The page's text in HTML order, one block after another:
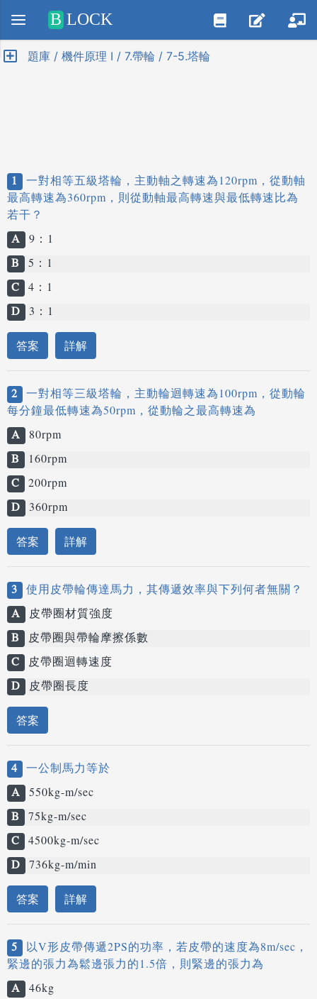
Positive SSL
B LOCK
題庫 / 機件原理 I / 7.帶輪 / 7-5.塔輪
1 一對相等五級塔輪，主動軸之轉速為120rpm，從動軸
最高轉速為360rpm，則從動軸最高轉速與最低轉速比為
若干？
A 9：1
B 5：1
C 4：1
D 3：1
答案 詳解
2 一對相等三級塔輪，主動輪迴轉速為100rpm，從動輪
每分鐘最低轉速為50rpm，從動輪之最高轉速為
A 80rpm
B
160rpm
C 200rpm
D 360rpm
答案 詳解
3 使用皮帶輪傳達馬力，其傳遞效率與下列何者無關？
A 皮帶圈材質強度
B 皮帶圈與帶輪摩擦係數
C 皮帶圈迴轉速度
D 皮帶圈長度
答案
4 一公制馬力等於
A 550kg-m/sec
B 75kg-m/sec
C 4500kg-m/sec
D 736kg-m/min
答案 詳解
5 以V形皮帶傳遞2PS的功率，若皮帶的速度為8m/sec，
緊邊的張力為鬆邊張力的1.5倍，則緊邊的張力為
A 46kg